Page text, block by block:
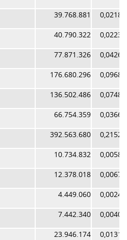
39.768.881
40.790.322
77.871.326
176.680.296
136.502.486
66.754.359
392.563.680
10.734.832
12.378.018
4.449.060
7.442.340
23.946.174